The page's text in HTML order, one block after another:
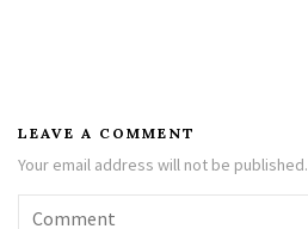
LEAVE A COMMENT
Your email address will not be published.